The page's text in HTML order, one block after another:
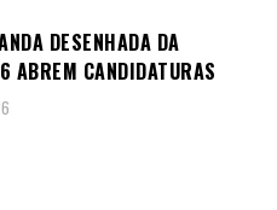
DESENHADA DA
ABREM CANDIDATURAS